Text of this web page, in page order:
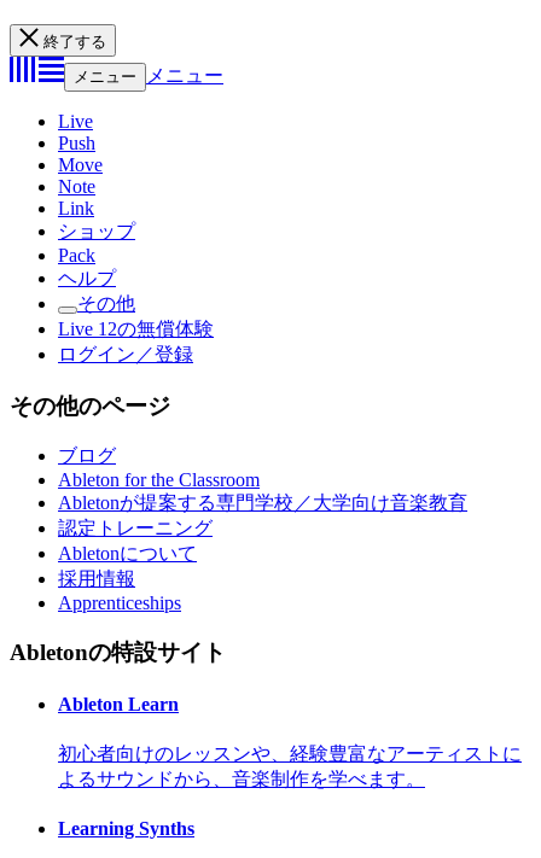
終了する
メニュー
メニュー
Live
Push
Move
Note
Link
ショップ
Pack
ヘルプ
その他
Live 12の無償体験
ログイン／登録
その他のページ
ブログ
Ableton for the Classroom
Abletonが提案する専門学校／大学向け音楽教育
認定トレーニング
Abletonについて
採用情報
Apprenticeships
Abletonの特設サイト
Ableton Learn
初心者向けのレッスンや、経験豊富なアーティストに
よるサウンドから、音楽制作を学べます。
Learning Synths